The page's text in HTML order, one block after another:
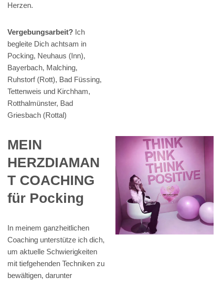
Herzen.
Vergebungsarbeit? Ich
begleite Dich achtsam in
Pocking, Neuhaus (Inn),
Bayerbach, Malching,
Ruhstorf (Rott), Bad Füssing,
Tettenweis und Kirchham,
Rotthalmünster, Bad
Griesbach (Rottal)
MEIN
HERZDIAMAN
T COACHING
für Pocking
In meinem ganzheitlichen
Coaching unterstütze ich dich,
um aktuelle Schwierigkeiten
mit tiefgehenden Techniken zu
bewältigen, darunter